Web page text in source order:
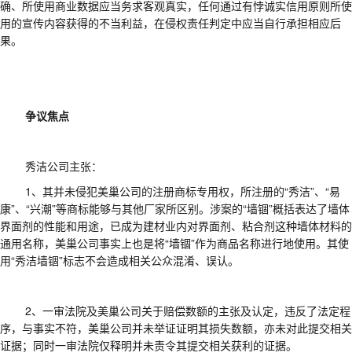
确、所使用商业数据应当务求客观真实，任何通过有悖诚实信用原则所使
用的宣传内容获得的不当利益，在侵权责任判定中应当自行承担相应后
果。
争议焦点
秀洁公司主张：
1、 其并未侵犯美巢公司的注册商标专用权，所注册的“秀洁”、“易
康”、“兴潮”等商标能够与其他厂家所区别。涉案的“墙锢”概括表达了墙体
界面剂的性能和用途，已成为建材业内对界面剂、粘合剂这种墙体材料的
通用名称，美巢公司事实上也是将“墙锢”作为商品名称进行地使用。其使
用“秀洁墙锢”标志不会造成相关公众混淆、误认。
2、 一审法院及美巢公司关于赔偿数额的主张及认定，违反了法定程
序，与事实不符，美巢公司并未举证证明其损失数额，亦未对此提交相关
证据；同时一审法院仅释明并未责令其提交相关获利的证据。